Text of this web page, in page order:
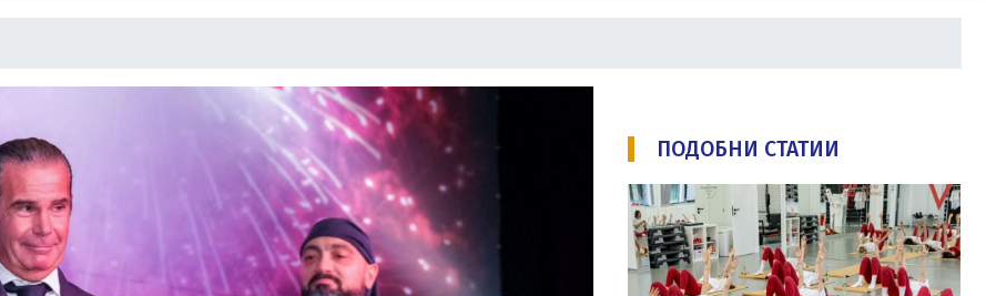
ПОДОБНИ СТАТИИ